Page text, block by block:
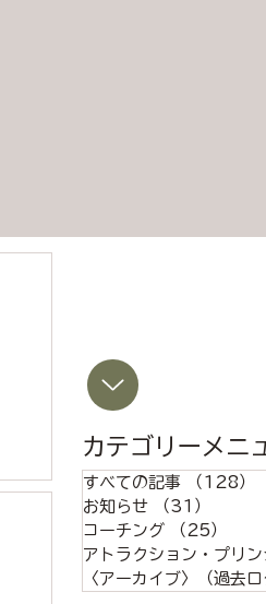
カテゴリーメニ
すべての記事 （128）
お知らせ
（31）
コーチング
（25）
アトラクション・プリ
〈アーカイブ〉（過去